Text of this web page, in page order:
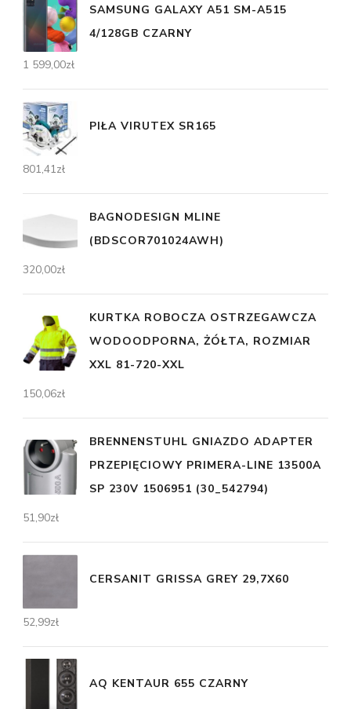
SAMSUNG GALAXY A51 SM-A515
4/128GB CZARNY
1 599,00zł
PIŁA VIRUTEX SR165
801,41zł
BAGNODESIGN MLINE
(BDSCOR701024AWH)
320,00zł
KURTKA ROBOCZA OSTRZEGAWCZA
WODOODPORNA, ŻÓŁTA, ROZMIAR
XXL 81-720-XXL
150,06zł
BRENNENSTUHL GNIAZDO ADAPTER
PRZEPIĘCIOWY PRIMERA-LINE 13500A
SP 230V 1506951 (30_542794)
51,90zł
CERSANIT GRISSA GREY 29,7X60
52,99zł
AQ KENTAUR 655 CZARNY